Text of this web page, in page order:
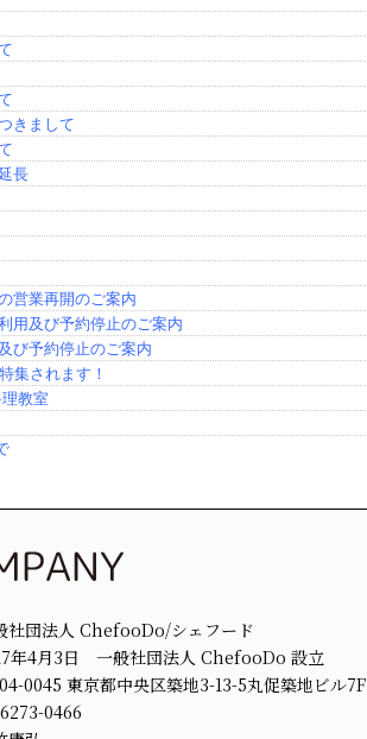
法人 ChefooDo/シェフード
月3日 一般社団法人 ChefooDo 設立
東京都中央区築地3-13-5丸促築地ビル7F
0466